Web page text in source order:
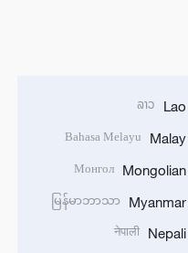
Lao
ລາວ
Malay
Bahasa Melayu
Mongolian
Монгол
Myanmar
မြန်မာဘာသာ
Nepali
नेपाली